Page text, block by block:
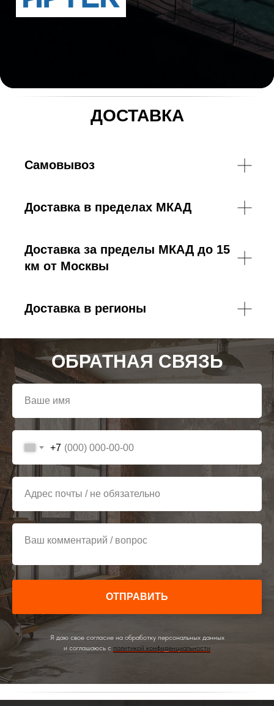
ДОСТАВКА
Самовывоз
Доставка в пределах МКАД
Доставка за пределы МКАД до 15
км от Москвы
Доставка в регионы
ОБРАТНАЯ СВЯЗЬ
Ваше имя
+7
Адрес почты / не обязательно
Ваш комментарий / вопрос
ОТПРАВИТЬ
Я даю свое согласие на обработку персональных данных
и соглашаюсь с политикой конфиденциальности